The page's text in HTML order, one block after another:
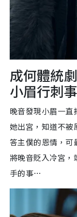
成何體統
小眉行刺
晚音發現小眉一
她出宮，知道不
答主僕的恩情，
將晚音貶入冷宮
手的事…